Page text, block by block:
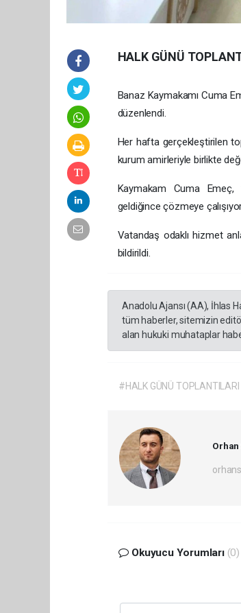
HALK GÜNÜ
Banaz Kaymakamı Cuma
düzenlendi.
Her hafta gerçekleştirilen
kurum amirleriyle birlikte
Kaymakam Cuma Emeç,
geldiğince çözmeye
Vatandaş odaklı hizmet
bildirildi.
Anadolu Ajansı (AA), İhlas
tüm haberler, sitemizin
alan hukuki muhataplar
#HALK GÜNÜ
Orhan
Okuyucu Yorumları (0)